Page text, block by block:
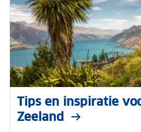
Tips en inspiratie
Zeeland